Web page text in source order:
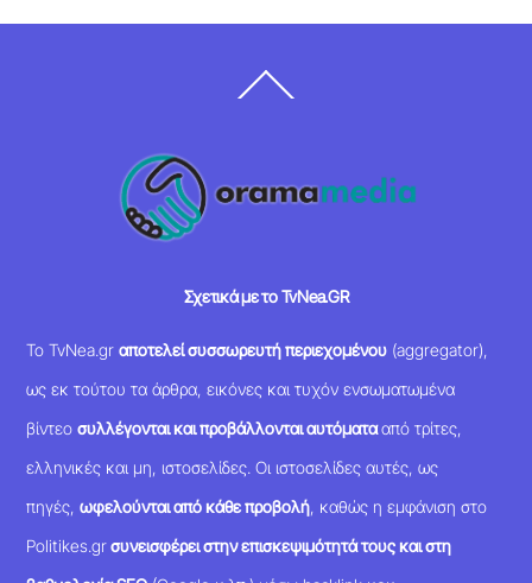
Back
To
Σχετικά με το TvNea.GR
Το TvNea.grαποτελεί συσσωρευτή περιεχομένου (aggregator),
ως εκ τούτου τα άρθρα, εικόνες και τυχόν ενσωματωμένα
βίντεοσυλλέγονται και προβάλλονται αυτόματααπό τρίτες,
ελληνικές και μη, ιστοσελίδες. Οι ιστοσελίδες αυτές, ως
πηγές,ωφελούνται από κάθε προβολή , καθώς η εμφάνιση στο
Politikes.grσυνεισφέρει στην επισκεψιμότητά τους και στη